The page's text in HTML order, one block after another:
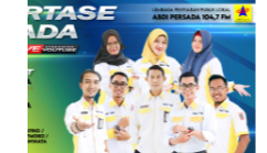
//2